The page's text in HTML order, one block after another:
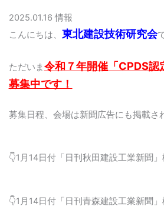
2025.01.16 情報
こんにちは、 東北建設技術研究会
ただいま令和７年開催「CPDS認
募集中です！
募集日程、会場は新聞広告にも掲載さ
👇1月14日付「日刊秋田建設工業新聞」
👇1月14日付「日刊青森建設工業新聞」